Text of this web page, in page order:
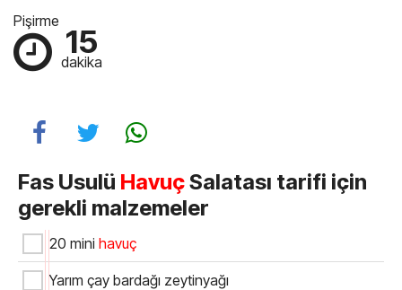
Pişirme
15
dakika
Fas Usulü HavuçSalatası tarifi için
gerekli malzemeler
20 mini havuç
Yarım çay bardağı zeytinyağı